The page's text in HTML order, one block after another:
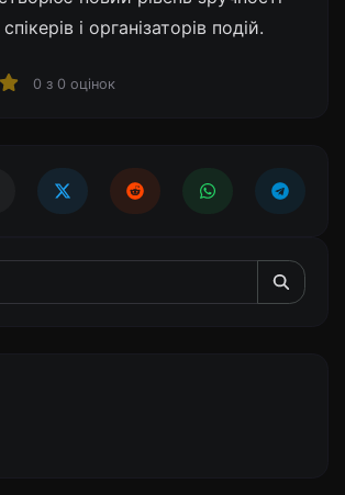
і організаторів подій.
0 з 0 оцінок